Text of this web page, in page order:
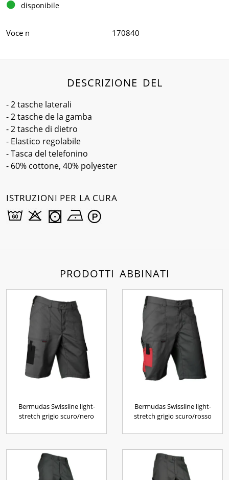
disponibile
Voce n 170840
DESCRIZIONE DEL
- 2 tasche laterali
- 2 tasche de la gamba
- 2 tasche di dietro
- Elastico regolabile
- Tasca del telefonino
- 60% cottone, 40% polyester
ISTRUZIONI PER LA CURA
PRODOTTI ABBINATI
Bermudas Swissline light-
stretch grigio scuro/nero
Bermudas Swissline light-
stretch grigio scuro/rosso